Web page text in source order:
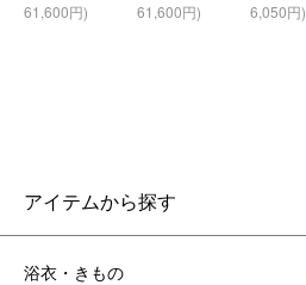
61,600円)
61,600円)
6,050円)
アイテムから探す
浴衣・きもの